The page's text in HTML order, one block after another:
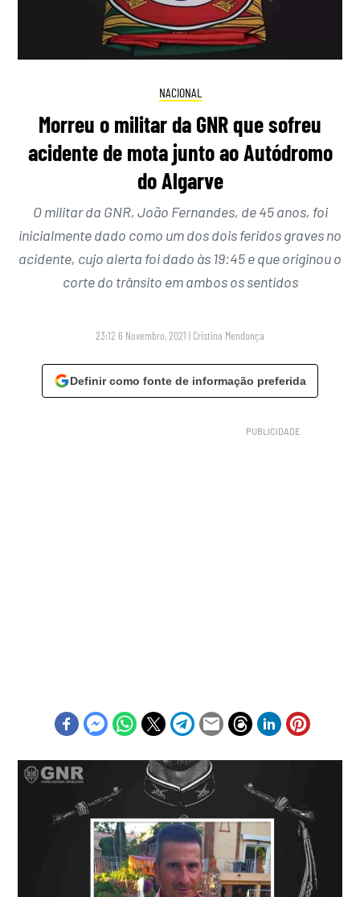
NACIONAL
Morreu o militar da GNR que sofreu
acidente de mota junto ao Autódromo
do Algarve
O militar da GNR, João Fernandes, de 45 anos, foi
inicialmente dado como um dos dois feridos graves no
acidente, cujo alerta foi dado às 19:45 e que originou o
corte do trânsito em ambos os sentidos
23:12 6 Novembro, 2021 | Cristina Mendonça
Definir como fonte de informação preferida